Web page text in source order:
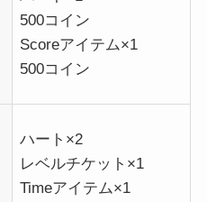
500コイン
Scoreアイテム×1
500コイン
ハート×2
レベルチケット×1
Timeアイテム×1